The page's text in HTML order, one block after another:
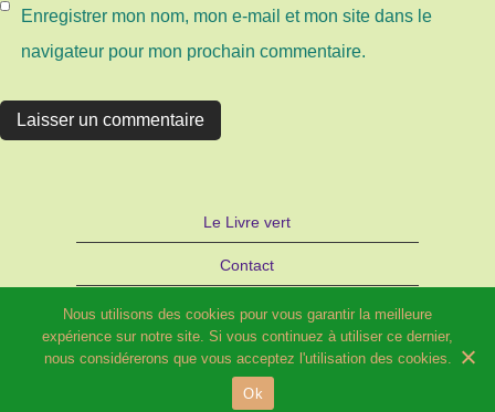
Enregistrer mon nom, mon e-mail et mon site dans le
navigateur pour mon prochain commentaire.
Le Livre vert
Contact
Autre site d’Hélène SCHILD : Bijoux
STRATAGEMME – PARIS
Nous utilisons des cookies pour vous garantir la meilleure
expérience sur notre site. Si vous continuez à utiliser ce dernier,
nous considérerons que vous acceptez l'utilisation des cookies.
Ok